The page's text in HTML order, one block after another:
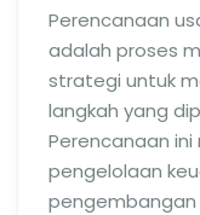
Perencanaan
adalah proses
strategi untuk
langkah yang
Perencanaan
pengelolaan
pengembangan